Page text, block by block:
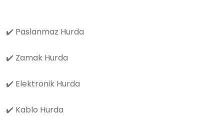
✔️ Paslanmaz Hurda
✔️ Zamak Hurda
✔️ Elektronik Hurda
✔️ Kablo Hurda